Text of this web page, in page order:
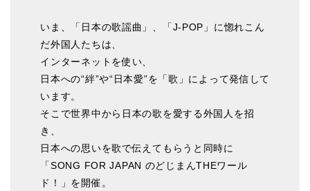
いま、「日本の歌謡曲」、「J-POP」に惚れこん
だ外国人たちは、
インターネットを使い、
日本への“絆”や“日本愛”を「歌」によって発信して
います。
そこで世界中から日本の歌を愛する外国人を招
き、
日本への思いを歌で伝えてもらうと同時に
「SONG FOR JAPAN のどじまんTHEワール
ド！」を開催。